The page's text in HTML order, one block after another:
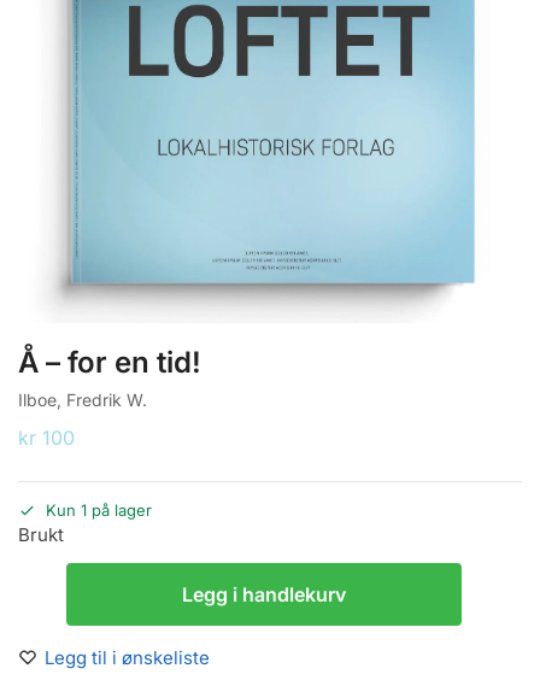
Å – for en tid!
Ilboe, Fredrik W.
kr 100
Kun 1 på lager
Brukt
Legg i handlekurv
Legg til i ønskeliste